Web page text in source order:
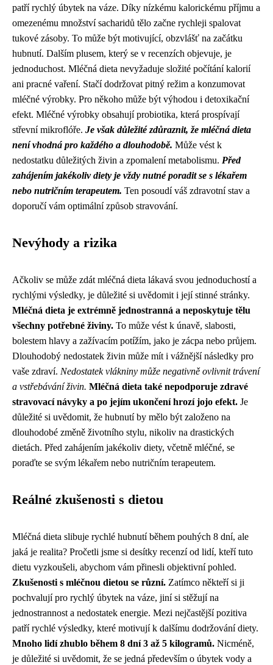
patří rychlý úbytek na váze. Díky nízkému kalorickému příjmu a
omezenému množství sacharidů tělo začne rychleji spalovat
tukové zásoby. To může být motivující, obzvlášť na začátku
hubnutí. Dalším plusem, který se v recenzích objevuje, je
jednoduchost. Mléčná dieta nevyžaduje složité počítání kalorií
ani pracné vaření. Stačí dodržovat pitný režim a konzumovat
mléčné výrobky. Pro někoho může být výhodou i detoxikační
efekt. Mléčné výrobky obsahují probiotika, která prospívají
střevní mikroflóře. Je však důležité zdůraznit, že mléčná dieta
není vhodná pro každého a dlouhodobě. Může vést k
nedostatku důležitých živin a zpomalení metabolismu. Před
zahájením jakékoliv diety je vždy nutné poradit se s lékařem
nebo nutričním terapeutem. Ten posoudí váš zdravotní stav a
doporučí vám optimální způsob stravování.
Nevýhody a rizika
Ačkoliv se může zdát mléčná dieta lákavá svou jednoduchostí a
rychlými výsledky, je důležité si uvědomit i její stinné stránky.
Mléčná dieta je extrémně jednostranná a neposkytuje tělu
všechny potřebné živiny. To může vést k únavě, slabosti,
bolestem hlavy a zažívacím potížím, jako je zácpa nebo průjem.
Dlouhodobý nedostatek živin může mít i vážnější následky pro
vaše zdraví. Nedostatek vlákniny může negativně ovlivnit trávení
a vstřebávání živin. Mléčná dieta také nepodporuje zdravé
stravovací návyky a po jejím ukončení hrozí jojo efekt. Je
důležité si uvědomit, že hubnutí by mělo být založeno na
dlouhodobé změně životního stylu, nikoliv na drastických
dietách. Před zahájením jakékoliv diety, včetně mléčné, se
poraďte se svým lékařem nebo nutričním terapeutem.
Reálné zkušenosti s dietou
Mléčná dieta slibuje rychlé hubnutí během pouhých 8 dní, ale
jaká je realita? Pročetli jsme si desítky recenzí od lidí, kteří tuto
dietu vyzkoušeli, abychom vám přinesli objektivní pohled.
Zkušenosti s mléčnou dietou se různí. Zatímco někteří si ji
pochvalují pro rychlý úbytek na váze, jiní si stěžují na
jednostrannost a nedostatek energie. Mezi nejčastější pozitiva
patří rychlé výsledky, které motivují k dalšímu dodržování diety.
Mnoho lidí zhublo během 8 dní 3 až 5 kilogramů. Nicméně,
je důležité si uvědomit, že se jedná především o úbytek vody a